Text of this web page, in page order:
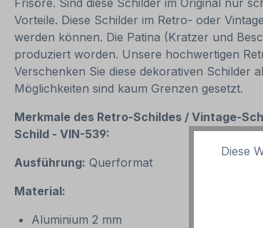
Frisöre. Sind diese Schilder im Original nur
Vorteile. Diese Schilder im Retro- oder
werden können. Die Patina (Kratzer und
produziert worden. Unsere hochwertigen
Verschenken Sie diese dekorativen Schilder
Möglichkeiten sind kaum Grenzen gesetzt.
Merkmale des Retro-Schildes / Vintage-
Schild - VIN-539:
Ausführung: Querformat
Material:
Aluminium 2 mm
Diese